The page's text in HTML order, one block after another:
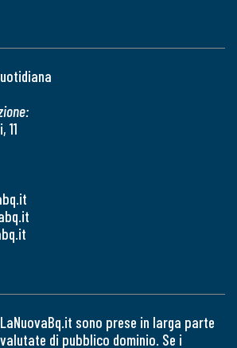
11
sono prese in larga parte
di pubblico dominio. Se i